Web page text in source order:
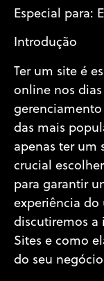
Especial para:
Introdução
Ter um site é
online nos
gerenciamento
das mais
apenas ter um
crucial
para garantir
experiência do
discutiremos a
Sites e como
do seu